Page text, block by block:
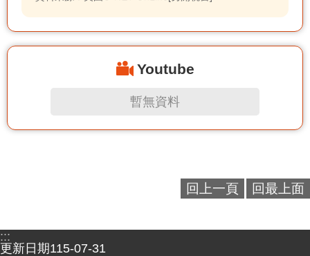
Youtube
暫無資料
回上一頁 回最上面
:::
更新日期115-07-31